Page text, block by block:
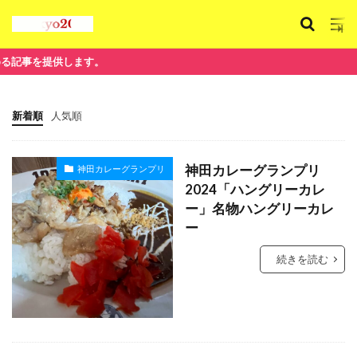
ます。
新着順 人気順
神田カレーグランプリ
神田カレーグランプリ
2024「ハングリーカレ
ー」名物ハングリーカレ
ー
続きを読む